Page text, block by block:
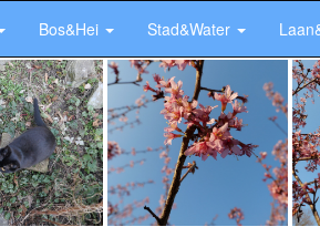
Bos&Hei Stad&Water